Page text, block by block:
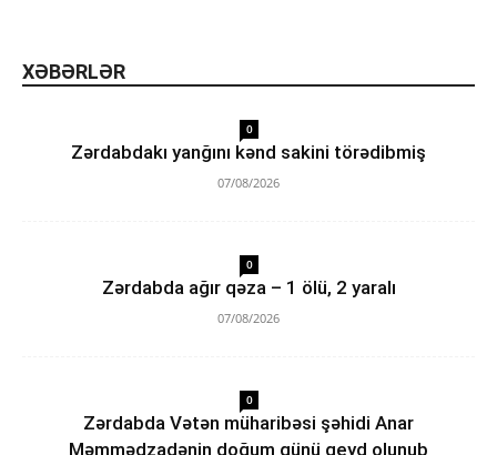
XƏBƏRLƏR
0
Zərdabdakı yanğını kənd sakini törədibmiş
07/08/2026
0
Zərdabda ağır qəza – 1 ölü, 2 yaralı
07/08/2026
0
Zərdabda Vətən müharibəsi şəhidi Anar
Məmmədzadənin doğum günü qeyd olunub